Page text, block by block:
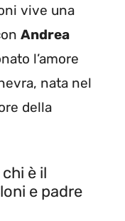
vive una
Andrea
l’amore
nata nel
della
è il
e padre